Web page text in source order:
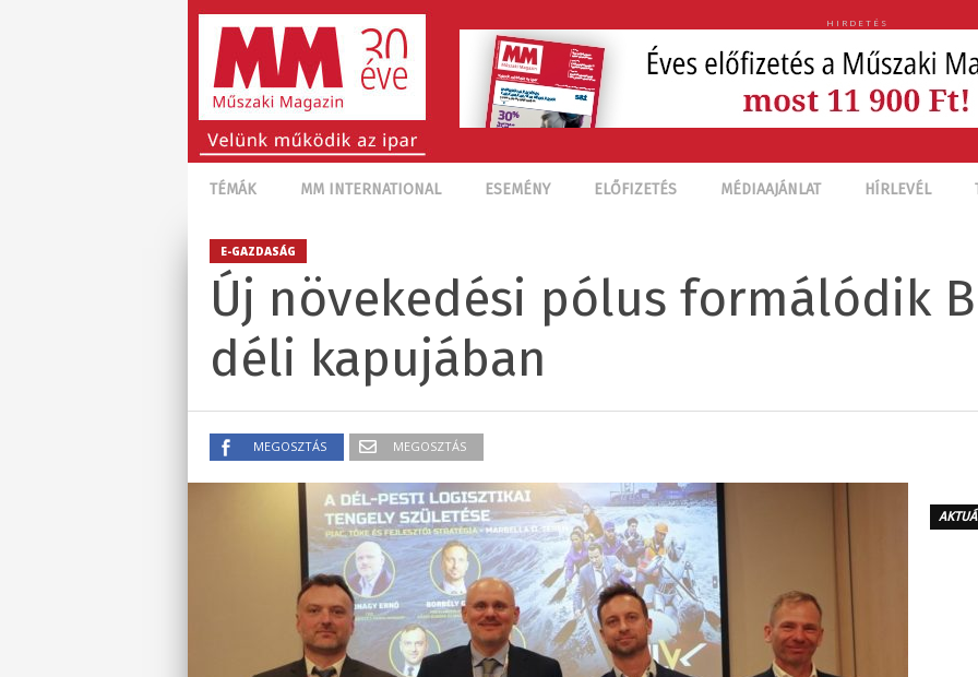
HIRDETÉS
TÉMÁK MM INTERNATIONAL ESEMÉNY ELŐFIZETÉS MÉDIAAJÁNLAT HÍRLEVÉL
E-GAZDASÁG
Új növekedési pólus formálódik
déli kapujában
MEGOSZTÁS MEGOSZTÁS